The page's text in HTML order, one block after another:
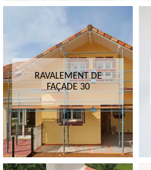
RAVALEMENT DE
FAÇADE 30